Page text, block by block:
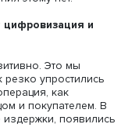
некоторое
торговли в
длительного
мировая
более поздний
это соотношение в
развития торговли
развивалась хуже